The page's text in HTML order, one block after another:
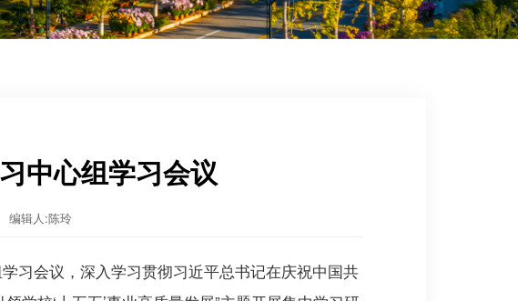
中心组学习会议
辑人:陈玲
习会议，深入学习贯彻习近平总书记在庆祝中国共